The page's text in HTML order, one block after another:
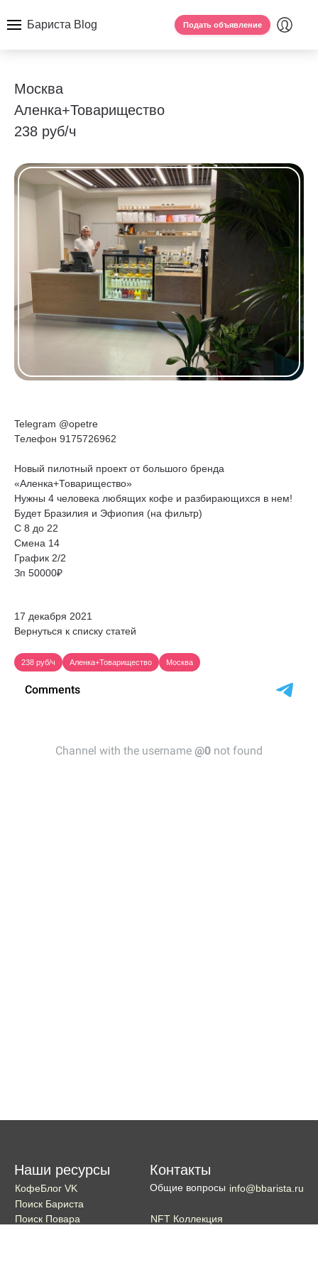
Бариста Blog Подать объявление
Москва
Аленка+Товарищество
238 руб/ч
Telegram @opetre
Телефон 9175726962
Новый пилотный проект от большого бренда
«Аленка+Товарищество»
Нужны 4 человека любящих кофе и разбирающихся в нем!
Будет Бразилия и Эфиопия (на фильтр)
С 8 до 22
Смена 14
График 2/2
Зп 50000₽
17 декабря 2021
Вернуться к списку статей
238 руб/ч Аленка+Товарищество Москва
Наши ресурсы
КофеБлог VK
Поиск Бариста
Поиск Повара
Контакты
Общие вопросы info@bbarista.ru
NFT Коллекция